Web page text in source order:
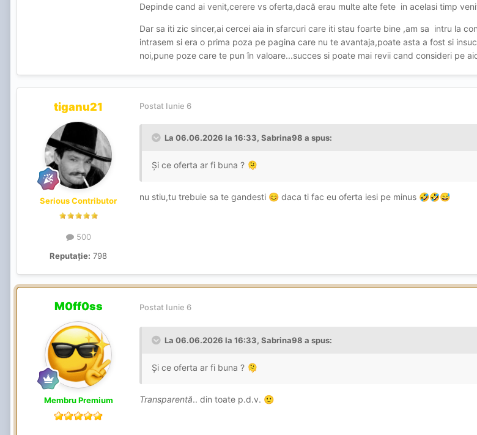
Depinde cand ai venit,cerere vs oferta,dacă erau multe alte fete in acelasi timp
Dar sa iti zic sincer,ai cercei aia in sfarcuri care iti stau foarte bine ,am sa intru la
intrasem si era o prima poza pe pagina care nu te avantaja,poate asta a fost si
noi,pune poze care te pun în valoare...succes si poate mai revii cand consideri pe
tiganu21
Serious Contributor
500
Reputație: 798
Postat Iunie 6
La 06.06.2026 la 16:33, Sabrina98 a spus:
Și ce oferta ar fi buna ? 🫠
nu stiu,tu trebuie sa te gandesti 😊 daca ti fac eu oferta iesi pe minus 🤣🤣😅
M0ff0ss
Membru Premium
Postat Iunie 6
La 06.06.2026 la 16:33, Sabrina98 a spus:
Și ce oferta ar fi buna ? 🫠
Transparentă.. din toate p.d.v. 🙂